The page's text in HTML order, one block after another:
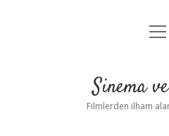
Gizlilik
Yasal
Sinema
Filmlerden ilham